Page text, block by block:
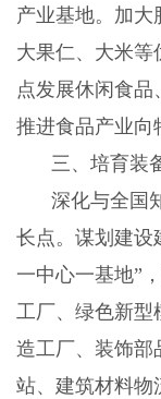
产业基地。加大
大果仁、大米等
点发展休闲食品
推进食品产业向
三、培育装
深化与全国
长点。谋划建设
一中心一基地”
工厂、绿色新型
造工厂、装饰部
站、建筑材料物